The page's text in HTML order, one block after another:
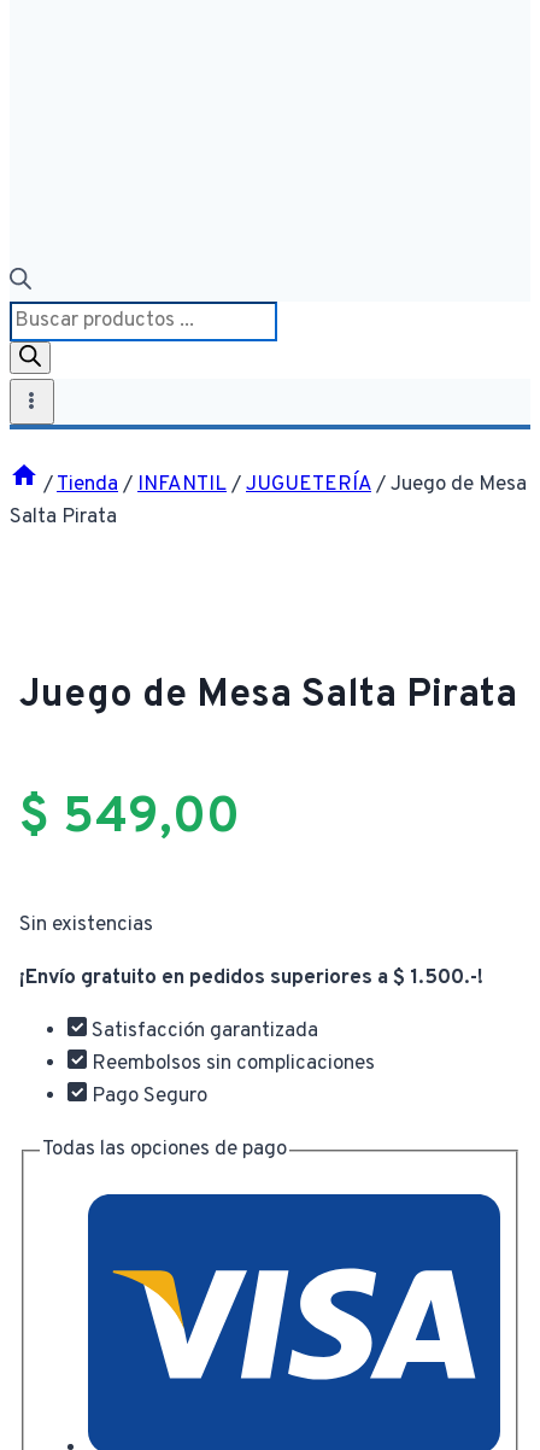
Búsqueda
de
productos
/Tienda/INFANTIL/JUGUETERÍA/Juego de Mesa
Salta Pirata
Juego de Mesa Salta Pirata
$ 549,00
Sin existencias
¡Envío gratuito en pedidos superiores a $ 1.500.-!
Satisfacción garantizada
Reembolsos sin complicaciones
Pago Seguro
Todas las opciones de pago